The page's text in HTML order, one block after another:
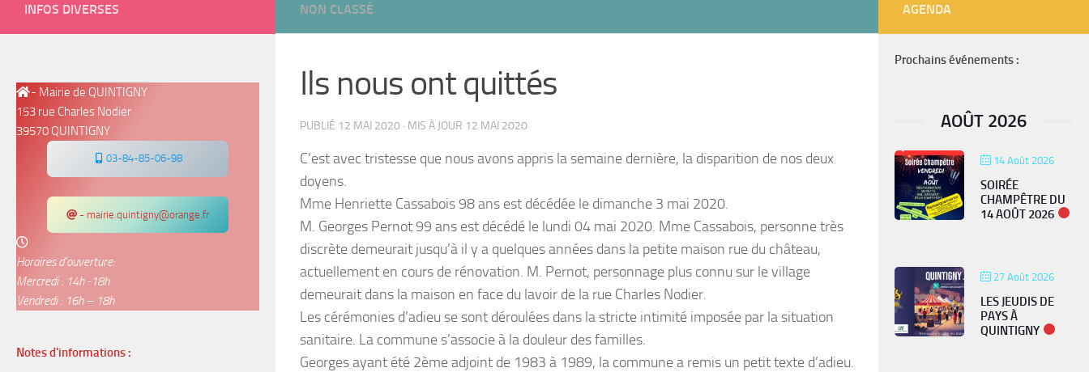
NON CLASSÉ
Ils nous ont quittés
PUBLIÉ 12 MAI 2020 · MIS À JOUR 12 MAI 2020
C’est avec tristesse que nous avons appris la semaine dernière, la disparition de nos deux
doyens.
Mme Henriette Cassabois 98 ans est décédée le dimanche 3 mai 2020.
M. Georges Pernot 99 ans est décédé le lundi 04 mai 2020. Mme Cassabois, personne très
discrète demeurait jusqu’à il y a quelques années dans la petite maison rue du château,
actuellement en cours de rénovation. M. Pernot, personnage plus connu sur le village
demeurait dans la maison en face du lavoir de la rue Charles Nodier.
Les cérémonies d’adieu se sont déroulées dans la stricte intimité imposée par la situation
sanitaire. La commune s’associe à la douleur des familles.
Georges ayant été 2ème adjoint de 1983 à 1989, la commune a remis un petit texte d’adieu.
INFOS DIVERSES
- Mairie de QUINTIGNY
153 rue Charles Nodier
39570 QUINTIGNY
03-84-85-06-98
- mairie.quintigny@orange.fr
Horaires d’ouverture:
Mercredi : 14h -18h
Vendredi : 16h – 18h
Notes d'informations :
AGENDA
Prochains événements :
AOÛT 2026
14 Août 2026
SOIRÉE
CHAMPÊTRE DU
14 AOÛT 2026
27 Août 2026
LES JEUDIS DE
PAYS À
QUINTIGNY